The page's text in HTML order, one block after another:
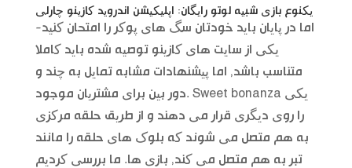
یکنوع بازی شبیه لوتو رایگان: اپلیکیشن اندروید کازینو چارلی
اما در پایان باید خودتان سگ های پوکر را امتحان کنید-
یکی از سایت های کازینو توصیه شده باید کاملا
متناسب باشد, اما پیشنهادات مشابه تمایل به چند و
دور بین برای مشتریان موجود. Sweet bonanza یکی
را روی دیگری قرار می دهند و از طریق حلقه مرکزی
به هم متصل می شوند که بلوک های حلقه را مانند
تبر به هم متصل می کند, بازی ها. ما بررسی کردیم